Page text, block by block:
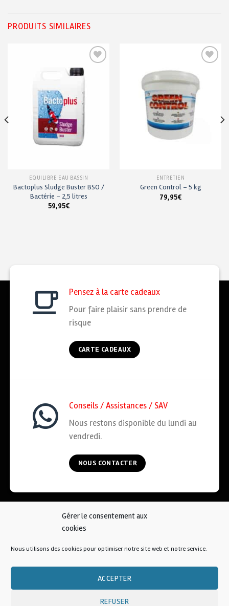
Gérer le consentement aux
cookies
Nous utilisons des cookies pour optimiser notre site web et notre service.
ACCEPTER
REFUSER
PRODUITS SIMILAIRES
Ajouter
souhaits
EQUILIBRE EAU BASSIN
Bactoplus Sludge Buster BSO /
Bactérie – 2,5 litres
59,95€
à ma
liste de
souhaits
ENTRETIEN
Green Control – 5 kg
79,95€
Pensez à la carte cadeaux
Pour faire plaisir sans prendre de
risque
CARTE CADEAUX
Conseils / Assistances / SAV
Nous restons disponible du lundi au
vendredi.
NOUS CONTACTER
COOKIES CGV MENTIONS LÉGALES